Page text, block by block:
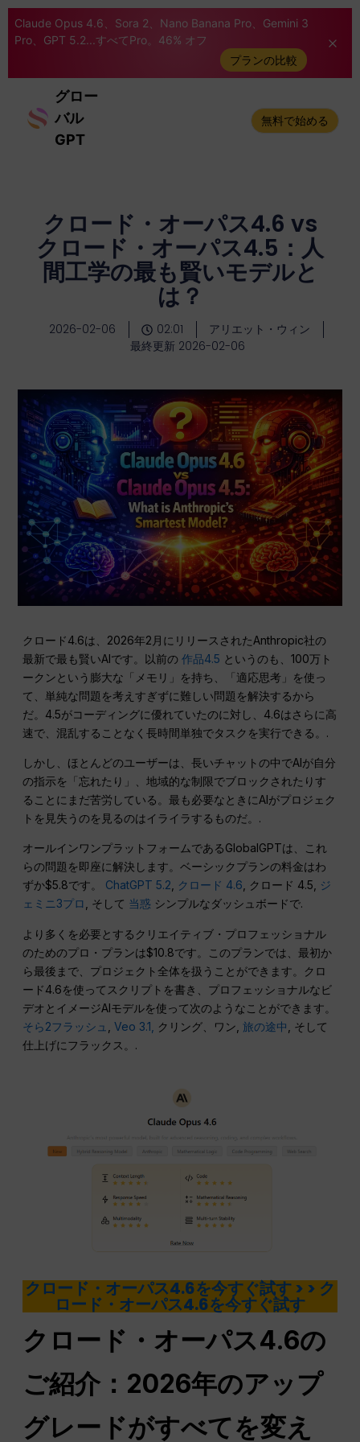
Claude Opus 4.6、Sora 2、Nano Banana Pro、Gemini 3
Pro、GPT 5.2...すべてPro。46% オフ
プランの比較
グロー
バル
GPT
無料で始める
クロード・オーパス4.6 vs
クロード・オーパス4.5：人
間工学の最も賢いモデルと
は？
2026-02-06 02:01
アリエット・ウィン
最終更新 2026-02-06
クロード4.6は、2026年2月にリリースされたAnthropic社の
最新で最も賢いAIです。以前の作品4.5 というのも、100万ト
ークンという膨大な「メモリ」を持ち、「適応思考」を使っ
て、単純な問題を考えすぎずに難しい問題を解決するから
だ。4.5がコーディングに優れていたのに対し、4.6はさらに高
速で、混乱することなく長時間単独でタスクを実行できる。.
しかし、ほとんどのユーザーは、長いチャットの中でAIが自分
の指示を「忘れたり」、地域的な制限でブロックされたりす
ることにまだ苦労している。最も必要なときにAIがプロジェク
トを見失うのを見るのはイライラするものだ。.
オールインワンプラットフォームであるGlobalGPTは、これ
らの問題を即座に解決します。ベーシックプランの料金はわ
ずか$5.8です。 ChatGPT 5.2, クロード 4.6, クロード 4.5, ジ
ェミニ3プロ, そして 当惑 シンプルなダッシュボードで.
より多くを必要とするクリエイティブ・プロフェッショナル
のためのプロ・プランは$10.8です。このプランでは、最初か
ら最後まで、プロジェクト全体を扱うことができます。クロ
ード4.6を使ってスクリプトを書き、プロフェッショナルなビ
デオとイメージAIモデルを使って次のようなことができます。
そら2フラッシュ
,Veo 3.1, クリング、ワン,旅の途中
, そして
仕上げにフラックス。.
クロード・オーパス4.6を今すぐ試す > > ク
ロード・オーパス4.6を今すぐ試す
クロード・オーパス4.6の
ご紹介：2026年のアップ
グレードがすべてを変え